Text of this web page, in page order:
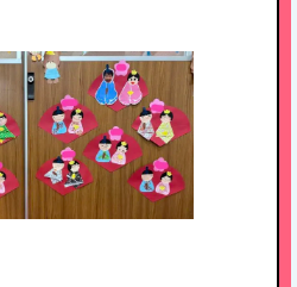
病児保育について